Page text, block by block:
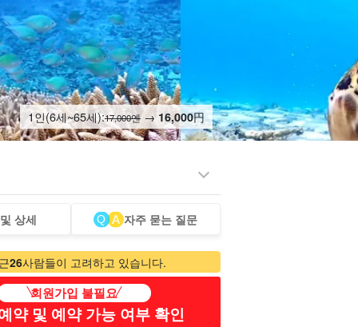
1인(6세~65세):17,000엔→16,000円
미엄
플랜
모노즈쿠리 체험 베이비시터
스파 & 릴랙스
제션
상세 자주 묻는 질문
26사람들이 고려하고 있습니다.
회원가입 불필요
약 및 예약 가능 여부 확인